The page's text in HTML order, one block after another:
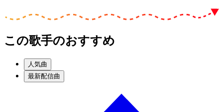
この歌手のおすすめ
人気曲
最新配信曲